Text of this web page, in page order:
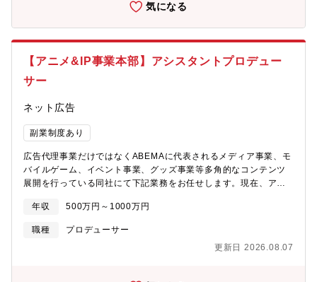
た総合的な事業を展開しています。【業務内容】アニメ作品にお
ェントグループでの多様なリソースを活用しながらアニメ事業の
点【募集背景】近年、日本のアニメが全世界に広がり、新しいフ
ァンを次々と獲得している中で、日本のもつ質の高いコンテンツ
ても新しいデジタルの力で、そのポテンシャルの最大化を目指し
が、今後より多くの版元や製作会社といったステークホルダーの
ツを作るべく体制を強化したいと考えております。また、サイバ
ーエージェントグループは、ABEMAに代表されるメディア事業、
モバイルゲーム、イベント事業、グッズ事業等多角的なコンテン
できる舞台があるとも自負しております。アニメ・エンタメ業界
でのご経験があり、新しい試みや未知の挑戦に心を躍らせる方々
気になる
【アニメ&IP事業本部】アシスタントプロデュー
サー
ネット広告
副業制度あり
広告代理事業だけではなくABEMAに代表されるメディア事業、モ
バイルゲーム、イベント事業、グッズ事業等多角的なコンテンツ
展開を行っている同社にて下記業務をお任せします。現在、アニ
配属先（予定）：サイバーエージェント アニメ&IP事業本部 アニ
メ局〇アニメ&IP事業本部とは？IPビジネスの拡大を目指し、アニ
メ作品を中心とした企画プロデュースを行っています。オリジナ
ルアニメ開発やコミック原作のアニメ化をはじめ、「ABEMA」と
年収 500万円～1000万円
職種
プロデューサー
更新日 2026.08.07